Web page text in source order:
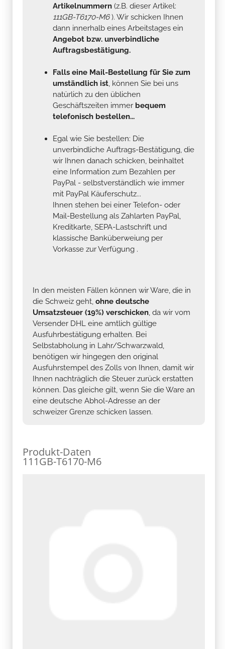
Artikelnummern (z.B. dieser Artikel:
111GB-T6170-M6). Wir schicken Ihnen
dann innerhalb eines Arbeitstages ein
Angebot bzw. unverbindliche
Auftragsbestätigung.
Falls eine Mail-Bestellung für Sie zum
umständlich ist, können Sie bei uns
natürlich zu den üblichen
Geschäftszeiten immer bequem
telefonisch bestellen...
Egal wie Sie bestellen: Die
unverbindliche Auftrags-Bestätigung, die
wir Ihnen danach schicken, beinhaltet
eine Information zum Bezahlen per
PayPal - selbstverständlich wie immer
mit PayPal Käuferschutz...
Ihnen stehen bei einer Telefon- oder
Mail-Bestellung als Zahlarten PayPal,
Kreditkarte, SEPA-Lastschrift und
klassische Banküberweiung per
Vorkasse zur Verfügung .
In den meisten Fällen können wir Ware, die in
die Schweiz geht, ohne deutsche
Umsatzsteuer (19%) verschicken, da wir vom
Versender DHL eine amtlich gültige
Ausfuhrbestätigung erhalten. Bei
Selbstabholung in Lahr/Schwarzwald,
benötigen wir hingegen den original
Ausfuhrstempel des Zolls von Ihnen, damit wir
Ihnen nachträglich die Steuer zurück erstatten
können. Das gleiche gilt, wenn Sie die Ware an
eine deutsche Abhol-Adresse an der
schweizer Grenze schicken lassen.
Produkt-Daten
111GB-T6170-M6